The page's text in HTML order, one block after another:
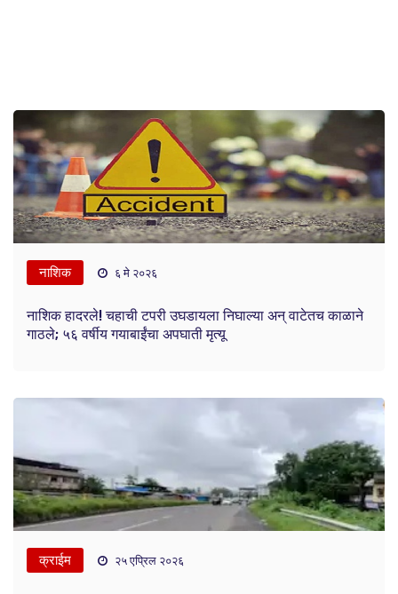
नाशिक ६ मे २०२६
नाशिक हादरले! चहाची टपरी उघडायला निघाल्या अन् वाटेतच काळाने
गाठले; ५६ वर्षीय गयाबाईंचा अपघाती मृत्यू
क्राईम २५ एप्रिल २०२६